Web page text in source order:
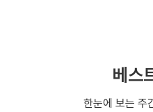
베스
한눈에 보는 주